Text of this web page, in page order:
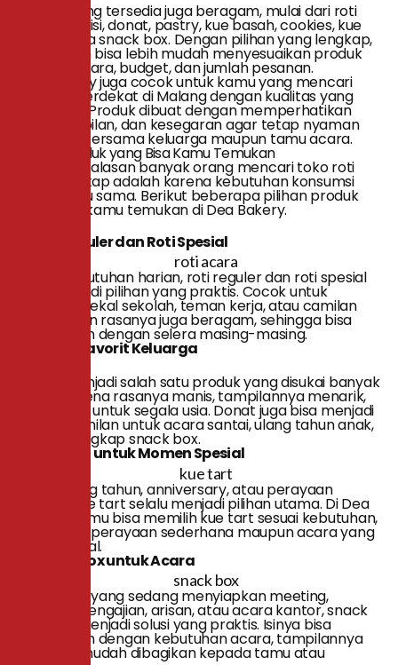
Produk yang tersedia juga beragam, mulai dari roti
manis, roti isi, donat, pastry, kue basah, cookies, kue
tart, hingga snack box. Dengan pilihan yang lengkap,
pelanggan bisa lebih mudah menyesuaikan produk
dengan acara, budget, dan jumlah pesanan.
Dea Bakery juga cocok untuk kamu yang mencari
toko roti terdekat di Malang dengan kualitas yang
konsisten. Produk dibuat dengan memperhatikan
rasa, tampilan, dan kesegaran agar tetap nyaman
dinikmati bersama keluarga maupun tamu acara.
Pilihan Produk yang Bisa Kamu Temukan
Salah satu alasan banyak orang mencari toko roti
yang lengkap adalah karena kebutuhan konsumsi
tidak selalu sama. Berikut beberapa pilihan produk
yang bisa kamu temukan di Dea Bakery.
1. Roti Reguler dan Roti Spesial
Untuk kebutuhan harian, roti reguler dan roti spesial
bisa menjadi pilihan yang praktis. Cocok untuk
sarapan, bekal sekolah, teman kerja, atau camilan
sore. Varian rasanya juga beragam, sehingga bisa
disesuaikan dengan selera masing-masing.
2. Donat Favorit Keluarga
Donat menjadi salah satu produk yang disukai banyak
orang karena rasanya manis, tampilannya menarik,
dan cocok untuk segala usia. Donat juga bisa menjadi
pilihan camilan untuk acara santai, ulang tahun anak,
atau pelengkap snack box.
3. Kue Tart untuk Momen Spesial
Untuk ulang tahun, anniversary, atau perayaan
lainnya, kue tart selalu menjadi pilihan utama. Di Dea
Bakery, kamu bisa memilih kue tart sesuai kebutuhan,
baik untuk perayaan sederhana maupun acara yang
lebih spesial.
4. Snack Box untuk Acara
Bagi kamu yang sedang menyiapkan meeting,
seminar, pengajian, arisan, atau acara kantor, snack
box bisa menjadi solusi yang praktis. Isinya bisa
disesuaikan dengan kebutuhan acara, tampilannya
rapi, dan mudah dibagikan kepada tamu atau